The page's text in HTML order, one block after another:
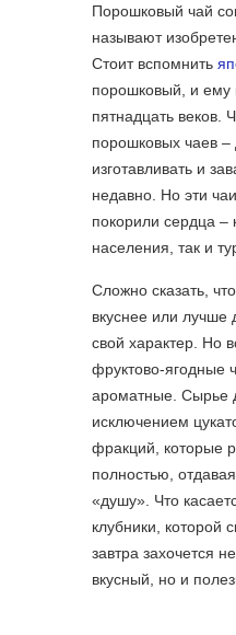
Порошковый чай
называют
Стоит вспомнить
порошковый, и ему
пятнадцать веков.
порошковых чаев –
изготавливать и
недавно. Но эти
покорили сердца –
населения, так и
Сложно сказать,
вкуснее или лучше
свой характер. Но
фруктово-ягодные
ароматные. Сырье
исключением
фракций, которые
полностью,
«душу». Что
клубники, которой
завтра захочется
вкусный, но и